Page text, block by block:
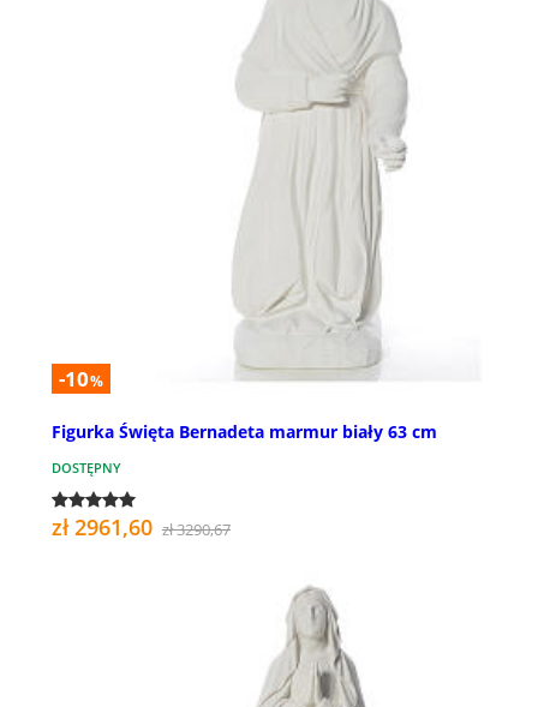
-10%
Figurka Święta Bernadeta marmur biały 63 cm
DOSTĘPNY
zł 2961,60 zł 3290,67